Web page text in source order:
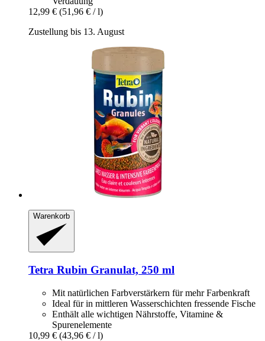
12,99 € (51,96 € / l)
Zustellung bis 13. August
Warenkorb
Tetra Rubin Granulat, 250 ml
Mit natürlichen Farbverstärkern für mehr Farbenkraft
Ideal für in mittleren Wasserschichten fressende Fische
Enthält alle wichtigen Nährstoffe, Vitamine &
Spurenelemente
10,99 € (43,96 € / l)